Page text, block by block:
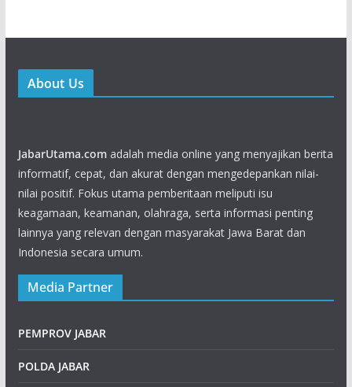
About Us
JabarUtama.comadalah media online yang menyajikan berita
informatif, cepat, dan akurat dengan mengedepankan nilai-
nilai positif. Fokus utama pemberitaan meliputi isu
keagamaan, keamanan, olahraga, serta informasi penting
lainnya yang relevan dengan masyarakat Jawa Barat dan
Indonesia secara umum.
Media Partner
PEMPROV JABAR
POLDA JABAR